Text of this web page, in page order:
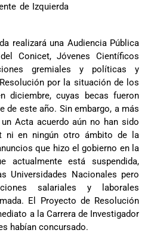
de Izquierda
realizará una Audiencia Pública
Conicet, Jóvenes Científicos
gremiales y políticas y
por la situación de los
diciembre, cuyas becas fueron
de este año. Sin embargo, a más
Acta acuerdo aún no han sido
ni en ningún otro ámbito de la
que hizo el gobierno en la
actualmente está suspendida,
Universidades Nacionales pero
salariales y laborales
El Proyecto de Resolución
a la Carrera de Investigador
habían concursado.